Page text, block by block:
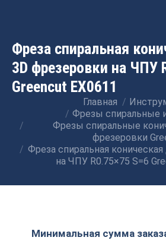
Фреза спиральная
3D фрезеровки на ЧПУ
Greencut EX0611
Главная
Фрезы спиральные
Фрезы спиральные
фрезеровки
Фреза спиральная
на ЧПУ R0.75×75 S=6
Минимальная сумма